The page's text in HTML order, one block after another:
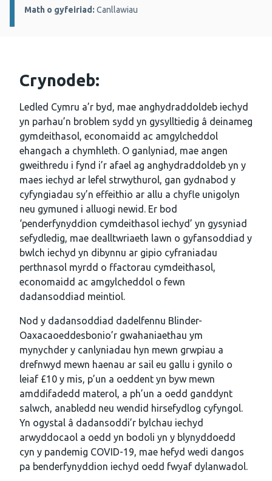
Math o gyfeiriad: Canllawiau
Crynodeb:
Ledled Cymru a’r byd, mae anghydraddoldeb iechyd
yn parhau’n broblem sydd yn gysylltiedig â deinameg
gymdeithasol, economaidd ac amgylcheddol
ehangach a chymhleth. O ganlyniad, mae angen
gweithredu i fynd i’r afael ag anghydraddoldeb yn y
maes iechyd ar lefel strwythurol, gan gydnabod y
cyfyngiadau sy’n effeithio ar allu a chyfle unigolyn
neu gymuned i alluogi newid. Er bod
‘penderfynyddion cymdeithasol iechyd’ yn gysyniad
sefydledig, mae dealltwriaeth lawn o gyfansoddiad y
bwlch iechyd yn dibynnu ar gipio cyfraniadau
perthnasol myrdd o ffactorau cymdeithasol,
economaidd ac amgylcheddol o fewn
dadansoddiad meintiol.
Nod y dadansoddiad dadelfennu Blinder-
Oaxacaoeddesbonio’r gwahaniaethau ym
mynychder y canlyniadau hyn mewn grwpiau a
drefnwyd mewn haenau ar sail eu gallu i gynilo o
leiaf £10 y mis, p’un a oeddent yn byw mewn
amddifadedd materol, a ph’un a oedd ganddynt
salwch, anabledd neu wendid hirsefydlog cyfyngol.
Yn ogystal â dadansoddi’r bylchau iechyd
arwyddocaol a oedd yn bodoli yn y blynyddoedd
cyn y pandemig COVID-19, mae hefyd wedi dangos
pa benderfynyddion iechyd oedd fwyaf dylanwadol.